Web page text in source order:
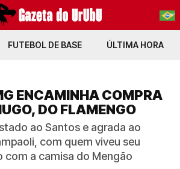
PT-BR
FUTEBOL DE BASE ÚLTIMA HORA
ENCAMINHA COMPRA
DO FLAMENGO
ao Santos e agrada ao
com quem viveu seu
com a camisa do Mengão